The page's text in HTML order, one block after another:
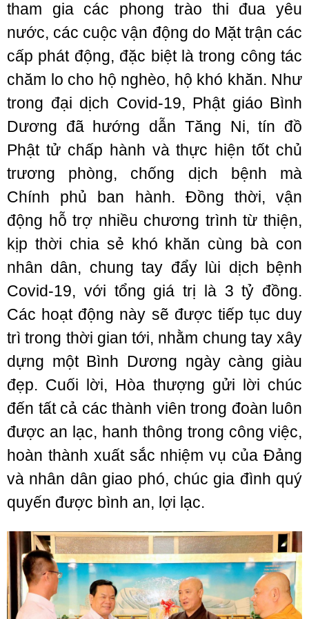
tham gia các phong trào thi đua yêu
nước, các cuộc vận động do Mặt trận các
cấp phát động, đặc biệt là trong công tác
chăm lo cho hộ nghèo, hộ khó khăn. Như
trong đại dịch Covid-19, Phật giáo Bình
Dương đã hướng dẫn Tăng Ni, tín đồ
Phật tử chấp hành và thực hiện tốt chủ
trương phòng, chống dịch bệnh mà
Chính phủ ban hành. Đồng thời, vận
động hỗ trợ nhiều chương trình từ thiện,
kịp thời chia sẻ khó khăn cùng bà con
nhân dân, chung tay đẩy lùi dịch bệnh
Covid-19, với tổng giá trị là 3 tỷ đồng.
Các hoạt động này sẽ được tiếp tục duy
trì trong thời gian tới, nhằm chung tay xây
dựng một Bình Dương ngày càng giàu
đẹp. Cuối lời, Hòa thượng gửi lời chúc
đến tất cả các thành viên trong đoàn luôn
được an lạc, hanh thông trong công việc,
hoàn thành xuất sắc nhiệm vụ của Đảng
và nhân dân giao phó, chúc gia đình quý
quyến được bình an, lợi lạc.